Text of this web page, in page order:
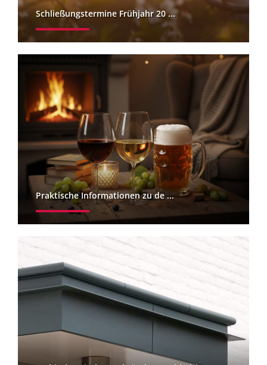
Schließungstermine Frühjahr 20 ...
Praktische Informationen zu de ...